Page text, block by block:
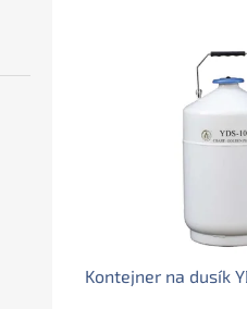
Kontejner na dusík